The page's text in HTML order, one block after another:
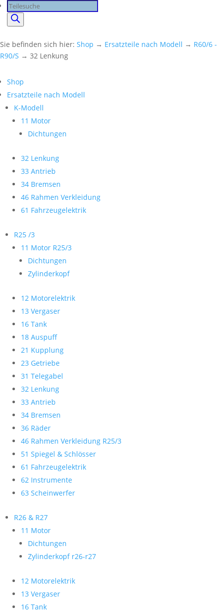
Products
search
Sie befinden sich hier: Shop → Ersatzteile nach Modell → R60/6 -
R90/S → 32 Lenkung
Shop
Ersatzteile nach Modell
K-Modell
11 Motor
Dichtungen
32 Lenkung
33 Antrieb
34 Bremsen
46 Rahmen Verkleidung
61 Fahrzeugelektrik
R25 /3
11 Motor R25/3
Dichtungen
Zylinderkopf
12 Motorelektrik
13 Vergaser
16 Tank
18 Auspuff
21 Kupplung
23 Getriebe
31 Telegabel
32 Lenkung
33 Antrieb
34 Bremsen
36 Räder
46 Rahmen Verkleidung R25/3
51 Spiegel & Schlösser
61 Fahrzeugelektrik
62 Instrumente
63 Scheinwerfer
R26 & R27
11 Motor
Dichtungen
Zylinderkopf r26-r27
12 Motorelektrik
13 Vergaser
16 Tank